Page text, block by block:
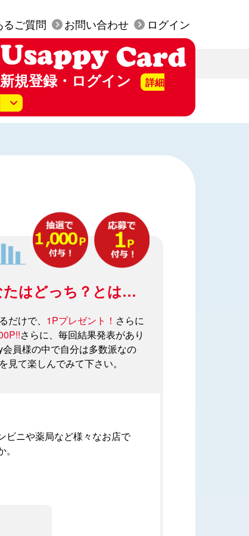
るご質問 お問い合わせ ログイン
新規登録・ログイン 詳細
店頭にて発行された
料です。
持っている（WEB会員登録）
（クレジットカード機能付き）
ログイン
はどっち？とは…
だけで、 1Pプレゼント！ さらに
さらに、毎回結果発表があり
員様の中で自分は多数派なの
見て楽しんでみて下さい。
ビニや薬局など様々なお店で